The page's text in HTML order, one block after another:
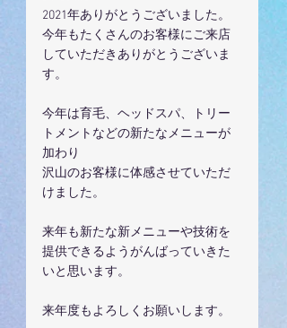
2021年ありがとうございました。
今年もたくさんのお客様にご来店
していただきありがとうございま
す。
今年は育毛、ヘッドスパ、トリー
トメントなどの新たなメニューが
加わり
沢山のお客様に体感させていただ
けました。
来年も新たな新メニューや技術を
提供できるようがんばっていきた
いと思います。
来年度もよろしくお願いします。